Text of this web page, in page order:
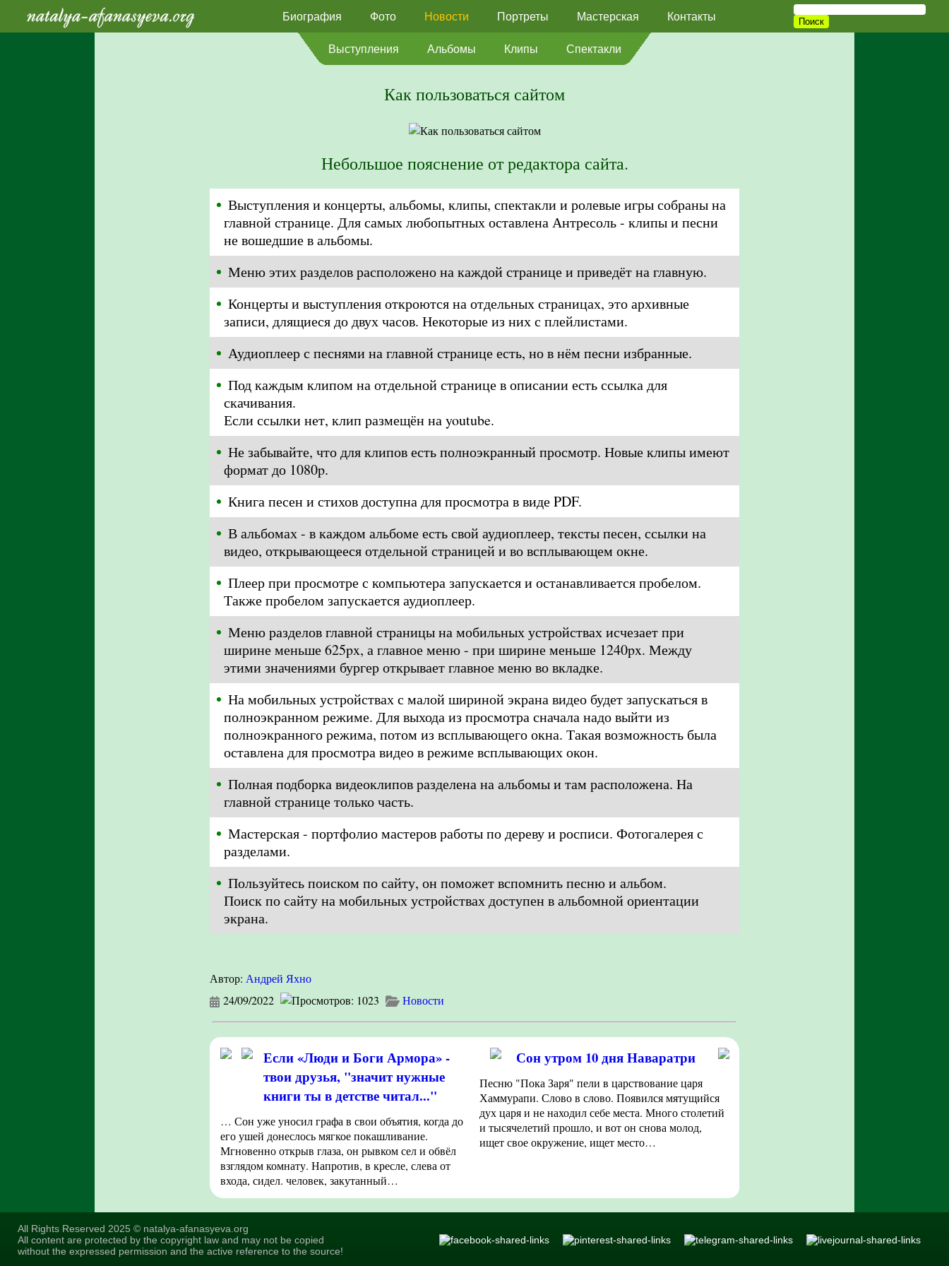
Биография Фото Новости Портреты Мастерская Контакты
Выступления Альбомы Клипы Спектакли
Как пользоваться сайтом
Небольшое пояснение от редактора сайта.
Выступления и концерты, альбомы, клипы, спектакли и ролевые игры собраны на
главной странице. Для самых любопытных оставлена Антресоль - клипы и песни
не вошедшие в альбомы.
Меню этих разделов расположено на каждой странице и приведёт на главную.
Концерты и выступления откроются на отдельных страницах, это архивные
записи, длящиеся до двух часов. Некоторые из них с плейлистами.
Аудиоплеер с песнями на главной странице есть, но в нём песни избранные.
Под каждым клипом на отдельной странице в описании есть ссылка для
скачивания.
Если ссылки нет, клип размещён на youtube.
Не забывайте, что для клипов есть полноэкранный просмотр. Новые клипы имеют
формат до 1080p.
Книга песен и стихов доступна для просмотра в виде PDF.
В альбомах - в каждом альбоме есть свой аудиоплеер, тексты песен, ссылки на
видео, открывающееся отдельной страницей и во всплывающем окне.
Плеер при просмотре с компьютера запускается и останавливается пробелом.
Также пробелом запускается аудиоплеер.
Меню разделов главной страницы на мобильных устройствах исчезает при
ширине меньше 625px, а главное меню - при ширине меньше 1240px. Между
этими значениями бургер открывает главное меню во вкладке.
На мобильных устройствах с малой шириной экрана видео будет запускаться в
полноэкранном режиме. Для выхода из просмотра сначала надо выйти из
полноэкранного режима, потом из всплывающего окна. Такая возможность была
оставлена для просмотра видео в режиме всплывающих окон.
Полная подборка видеоклипов разделена на альбомы и там расположена. На
главной странице только часть.
Мастерская - портфолио мастеров работы по дереву и росписи. Фотогалерея с
разделами.
Пользуйтесь поиском по сайту, он поможет вспомнить песню и альбом.
Поиск по сайту на мобильных устройствах доступен в альбомной ориентации
экрана.
Автор: Андрей Яхно
24/09/2022
1023 Новости
Если «Люди и Боги Армора» -
твои друзья, "значит нужные
книги ты в детстве читал..."
… Сон уже уносил графа в свои объятия, когда до
его ушей донеслось мягкое покашливание.
Мгновенно открыв глаза, он рывком сел и обвёл
взглядом комнату. Напротив, в кресле, слева от
входа, сидел. человек, закутанный…
Сон утром 10 дня Наваратри
Песню "Пока Заря" пели в царствование царя
Хаммурапи. Слово в слово. Появился мятущийся
дух царя и не находил себе места. Много столетий
и тысячелетий прошло, и вот он снова молод,
ищет свое окружение, ищет место…
All Rights Reserved 2025 © natalya-afanasyeva.org
All content are protected by the copyright law and may not be copied
without the expressed permission and the active reference to the source!